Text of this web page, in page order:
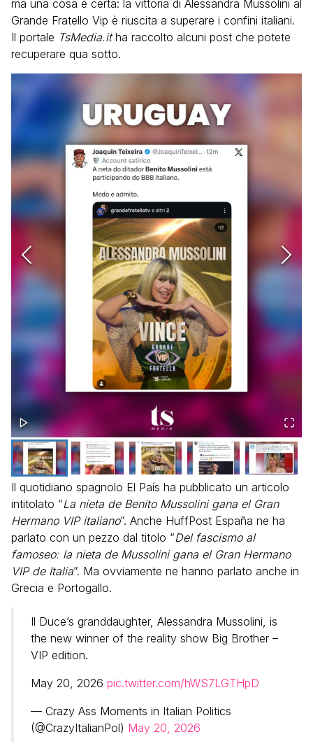
ma una cosa è certa: la vittoria di Alessandra Mussolini al
Grande Fratello Vip è riuscita a superare i confini italiani.
Il portale TsMedia.itha raccolto alcuni post che potete
recuperare qua sotto.
Il quotidiano spagnolo El País ha pubblicato un articolo
intitolato “La nieta de Benito Mussolini gana el Gran
Hermano VIP italiano”. Anche HuffPost España ne ha
parlato con un pezzo dal titolo “Del fascismo al
famoseo: la nieta de Mussolini gana el Gran Hermano
VIP de Italia”. Ma ovviamente ne hanno parlato anche in
Grecia e Portogallo.
Il Duce’s granddaughter, Alessandra Mussolini, is
the new winner of the reality show Big Brother –
VIP edition.
May 20, 2026 pic.twitter.com/hWS7LGTHpD
— Crazy Ass Moments in Italian Politics
(@CrazyItalianPol) May 20, 2026